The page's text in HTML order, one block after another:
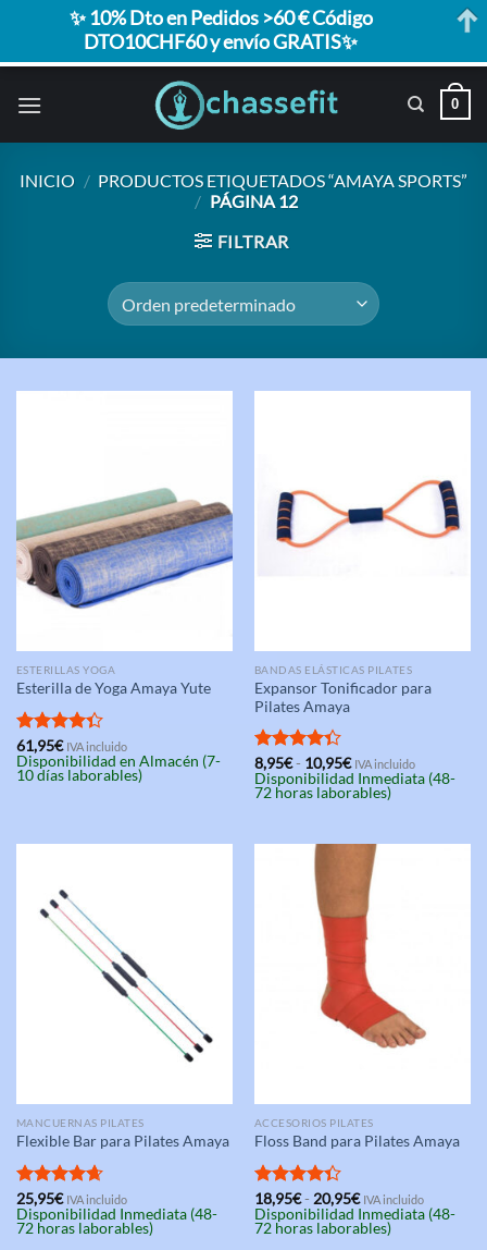
0
INICIO / PRODUCTOS ETIQUETADOS “AMAYA SPORTS”
/ PÁGINA 12
FILTRAR
ESTERILLAS YOGA
Esterilla de Yoga Amaya Yute
Valorado
con4.33
de 5
61,95€ IVA incluido
Disponibilidad en Almacén (7-
10 días laborables)
BANDAS ELÁSTICAS PILATES
Expansor Tonificador para
Pilates Amaya
Valorado
con4.33
de 5
8,95€ - 10,95€Rango
de
precios:
desde
10,95€
IVA incluido
Disponibilidad Inmediata (48-
72 horas laborables)
MANCUERNAS PILATES
Flexible Bar para Pilates Amaya
Valorado
con4.67
de 5
25,95€ IVA incluido
Disponibilidad Inmediata (48-
72 horas laborables)
ACCESORIOS PILATES
Floss Band para Pilates Amaya
Valorado
con4.33
de 5
18,95€ - 20,95€Rango
de
precios:
desde
IVA incluido
Disponibilidad Inmediata (48-
72 horas laborables)
✨ 10% Dto en Pedidos >60 € Código
DTO10CHF60 y envío GRATIS✨